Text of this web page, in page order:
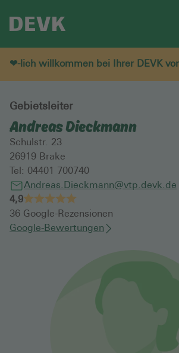
❤-lich willkommen bei Ihrer DEVK
Gebietsleiter
Andreas Dieckmann
Schulstr. 23
26919 Brake
Tel: 04401 700740
Andreas.Dieckmann@vtp.devk.de
4,9
36 Google-Rezensionen
Google-Bewertungen